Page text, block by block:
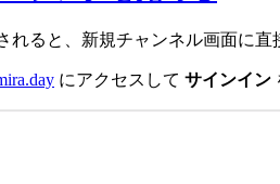
れると、新規チャンネル画面に
にアクセスして サインイン